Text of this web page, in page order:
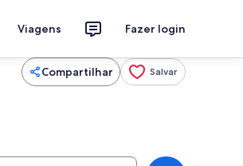
Viagens Fazer login
Compartilhar Salvar